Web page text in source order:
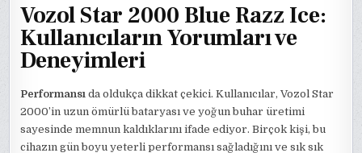
Vozol Star 2000 Blue Razz Ice:
Kullanıcıların Yorumları ve
Deneyimleri
Performansı da oldukça dikkat çekici. Kullanıcılar, Vozol Star
2000’in uzun ömürlü bataryası ve yoğun buhar üretimi
sayesinde memnun kaldıklarını ifade ediyor. Birçok kişi, bu
cihazın gün boyu yeterli performansı sağladığını ve sık sık